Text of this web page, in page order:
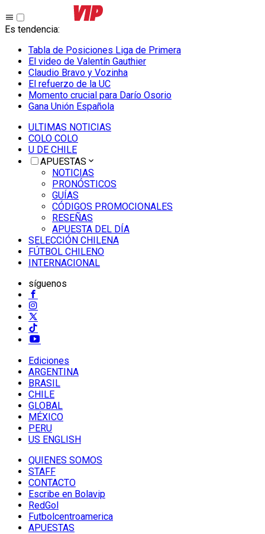
Es tendencia:
Tabla de Posiciones Liga de Primera
El video de Valentín Gauthier
Claudio Bravo y Vozinha
El refuerzo de la UC
Momento crucial para Darío Osorio
Gana Unión Española
ULTIMAS NOTICIAS
COLO COLO
U DE CHILE
APUESTAS
NOTICIAS
PRONÓSTICOS
GUÍAS
CÓDIGOS PROMOCIONALES
RESEÑAS
APUESTA DEL DÍA
SELECCIÓN CHILENA
FÚTBOL CHILENO
INTERNACIONAL
síguenos
Ediciones
ARGENTINA
BRASIL
CHILE
GLOBAL
MÉXICO
PERU
US ENGLISH
QUIENES SOMOS
STAFF
CONTACTO
Escribe en Bolavip
RedGol
Futbolcentroamerica
APUESTAS